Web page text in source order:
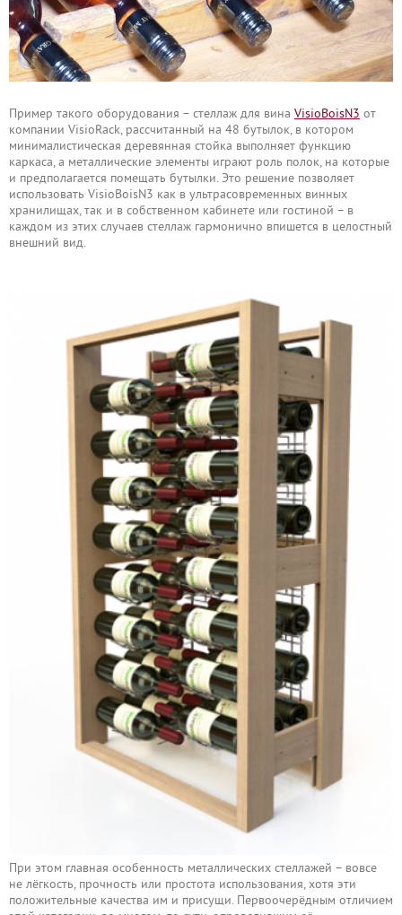
Пример такого оборудования – стеллаж для вина VisioBoisN3 от
компании VisioRack, рассчитанный на 48 бутылок, в котором
минималистическая деревянная стойка выполняет функцию
каркаса, а металлические элементы играют роль полок, на которые
и предполагается помещать бутылки. Это решение позволяет
использовать VisioBoisN3 как в ультрасовременных винных
хранилищах, так и в собственном кабинете или гостиной – в
каждом из этих случаев стеллаж гармонично впишется в целостный
внешний вид.
При этом главная особенность металлических стеллажей – вовсе
не лёгкость, прочность или простота использования, хотя эти
положительные качества им и присущи. Первоочерёдным отличием